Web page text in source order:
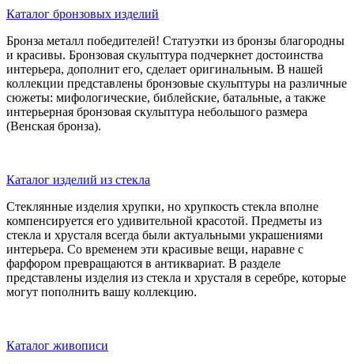
Каталог бронзовых изделий
Бронза металл победителей! Статуэтки из бронзы благородны
и красивы. Бронзовая скульптура подчеркнет достоинства
интерьера, дополнит его, сделает оригинальным. В нашей
коллекции представлены бронзовые скульптуры на различные
сюжеты: мифологические, библейские, батальные, а также
интерьерная бронзовая скульптура небольшого размера
(Венская бронза).
Каталог изделий из стекла
Стеклянные изделия хрупки, но хрупкость стекла вполне
компенсируется его удивительной красотой. Предметы из
стекла и хрусталя всегда были актуальными украшениями
интерьера. Со временем эти красивые вещи, наравне с
фарфором превращаются в антиквариат. В разделе
представлены изделия из стекла и хрусталя в серебре, которые
могут пополнить вашу коллекцию.
Каталог живописи